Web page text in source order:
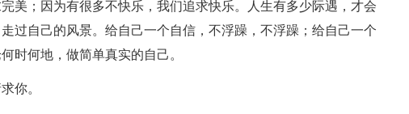
；因为有很多不快乐，我们追求快乐。人生有多少际遇，才会
过自己的风景。给自己一个自信，不浮躁，不浮躁；给自己一个
时何地，做简单真实的自己。
你。